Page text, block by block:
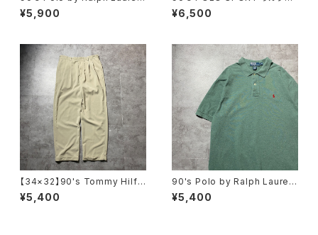
ポロバイラルフローレン 刺繍
ワンポイント ポニー ブラッ
¥5,900
ーレン ポロスポーツ ハーフ
ジップ 刺繍ワンポイント 鹿
¥6,500
【34×32】90's Tommy Hilfi
ger トミーヒルフィガー ジッパ
ーフライ 2タック ベージュ
¥5,400
90's Polo by Ralph Lauren
ポロバイラルフローレン 刺繍
ワンポイント ポニー グリー
¥5,400